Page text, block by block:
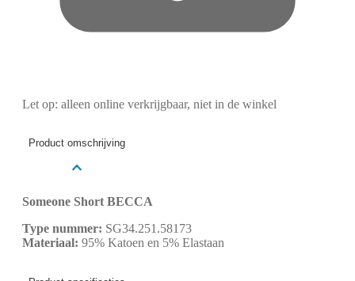
Let op: alleen online verkrijgbaar, niet in de winkel
Product omschrijving
Someone Short BECCA
Type nummer: SG34.251.58173
Materiaal: 95% Katoen en 5% Elastaan